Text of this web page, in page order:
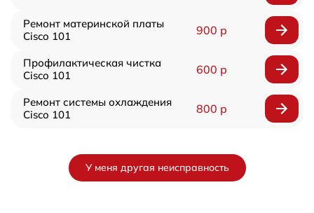
Ремонт материнской платы
Cisco 101
900 р
Профилактическая чистка
Cisco 101
600 р
Ремонт системы охлаждения
Cisco 101
800 р
У меня другая неисправность